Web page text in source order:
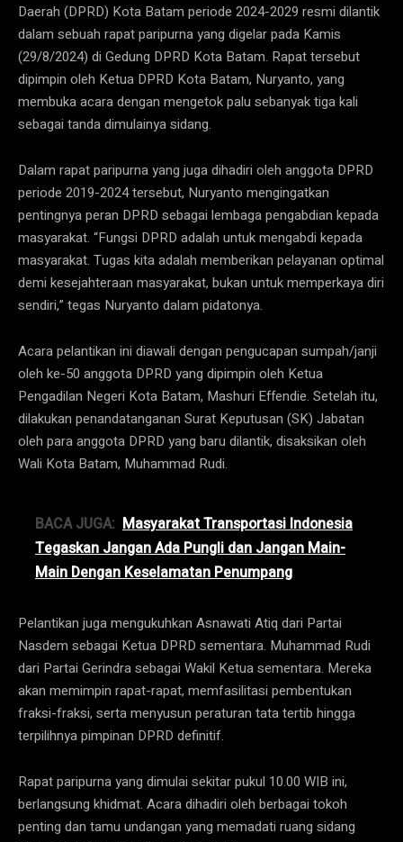
Daerah (DPRD) Kota Batam periode 2024-2029 resmi dilantik
dalam sebuah rapat paripurna yang digelar pada Kamis
(29/8/2024) di Gedung DPRD Kota Batam. Rapat tersebut
dipimpin oleh Ketua DPRD Kota Batam, Nuryanto, yang
membuka acara dengan mengetok palu sebanyak tiga kali
sebagai tanda dimulainya sidang.
Dalam rapat paripurna yang juga dihadiri oleh anggota DPRD
periode 2019-2024 tersebut, Nuryanto mengingatkan
pentingnya peran DPRD sebagai lembaga pengabdian kepada
masyarakat. “Fungsi DPRD adalah untuk mengabdi kepada
masyarakat. Tugas kita adalah memberikan pelayanan optimal
demi kesejahteraan masyarakat, bukan untuk memperkaya diri
sendiri,” tegas Nuryanto dalam pidatonya.
Acara pelantikan ini diawali dengan pengucapan sumpah/janji
oleh ke-50 anggota DPRD yang dipimpin oleh Ketua
Pengadilan Negeri Kota Batam, Mashuri Effendie. Setelah itu,
dilakukan penandatanganan Surat Keputusan (SK) Jabatan
oleh para anggota DPRD yang baru dilantik, disaksikan oleh
Wali Kota Batam, Muhammad Rudi.
BACA JUGA: Masyarakat Transportasi Indonesia
Tegaskan Jangan Ada Pungli dan Jangan Main-
Main Dengan Keselamatan Penumpang
Pelantikan juga mengukuhkan Asnawati Atiq dari Partai
Nasdem sebagai Ketua DPRD sementara. Muhammad Rudi
dari Partai Gerindra sebagai Wakil Ketua sementara. Mereka
akan memimpin rapat-rapat, memfasilitasi pembentukan
fraksi-fraksi, serta menyusun peraturan tata tertib hingga
terpilihnya pimpinan DPRD definitif.
Rapat paripurna yang dimulai sekitar pukul 10.00 WIB ini,
berlangsung khidmat. Acara dihadiri oleh berbagai tokoh
penting dan tamu undangan yang memadati ruang sidang